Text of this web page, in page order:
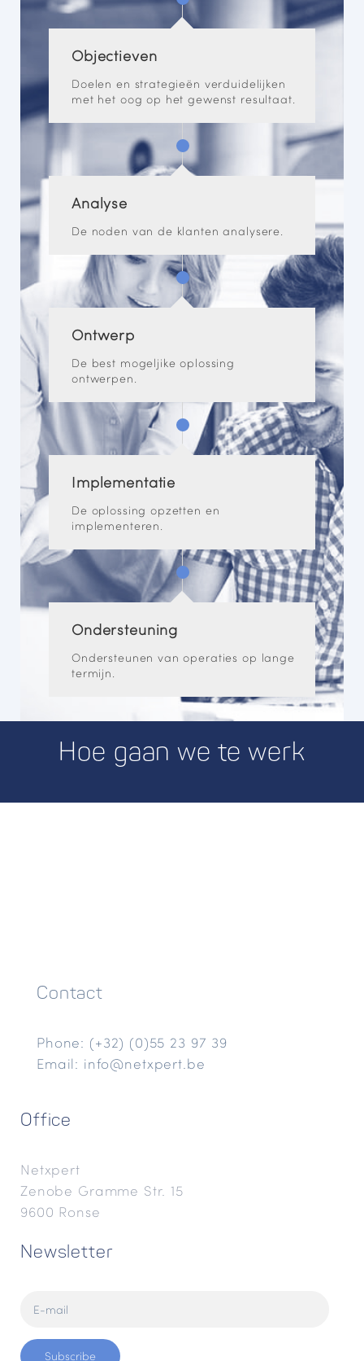
Objectieven
Doelen en strategieën verduidelijken
met het oog op het gewenst resultaat.
Analyse
De noden van de klanten analysere.
Ontwerp
De best mogeljike oplossing
ontwerpen.
Implementatie
De oplossing opzetten en
implementeren.
Ondersteuning
Ondersteunen van operaties op lange
termijn.
Hoe gaan we te werk
Contact
Phone: (+32) (0)55 23 97 39
Email: info@netxpert.be
Office
Netxpert
Zenobe Gramme Str. 15
9600 Ronse
Newsletter